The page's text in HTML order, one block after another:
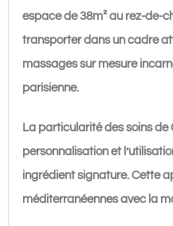
min
espace de 38m² au rez-de-
transporter dans un cadre
massages sur mesure
parisienne.
La particularité des soins de
personnalisation et
ingrédient signature. Cette
méditerranéennes avec la